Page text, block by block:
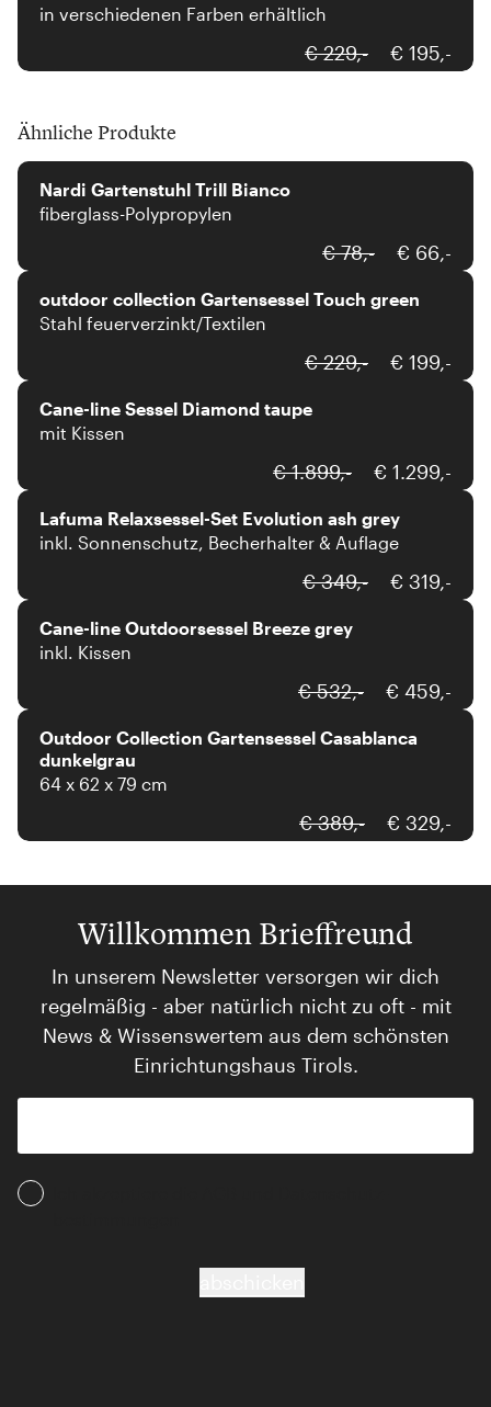
in verschiedenen Farben erhältlich
€ 229,- € 195,-
Ähnliche Produkte
Nardi Gartenstuhl Trill Bianco
fiberglass-Polypropylen
€ 78,- € 66,-
outdoor collection
outdoor collection Gartensessel Touch green
Stahl feuerverzinkt/Textilen
€ 229,- € 199,-
Cane-line
Cane-line Sessel Diamond taupe
mit Kissen
€ 1.899,- € 1.299,-
Lafuma
Lafuma Relaxsessel-Set Evolution ash grey
inkl. Sonnenschutz, Becherhalter & Auflage
€ 349,- € 319,-
Cane-line
Cane-line Outdoorsessel Breeze grey
inkl. Kissen
€ 532,- € 459,-
outdoor collection
Outdoor Collection Gartensessel Casablanca
dunkelgrau
64 x 62 x 79 cm
€ 389,- € 329,-
Willkommen Brieffreund
In unserem Newsletter versorgen wir dich
regelmäßig - aber natürlich nicht zu oft - mit
News & Wissenswertem aus dem schönsten
Einrichtungshaus Tirols.